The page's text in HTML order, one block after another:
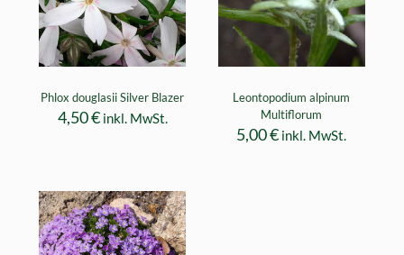
Phlox douglasii Silver Blazer
4,50€ inkl. MwSt.
Leontopodium alpinum
Multiflorum
5,00€ inkl. MwSt.